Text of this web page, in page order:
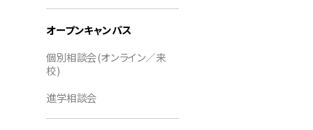
オープンキャンパス
個別相談会(オンライン／来
校)
進学相談会